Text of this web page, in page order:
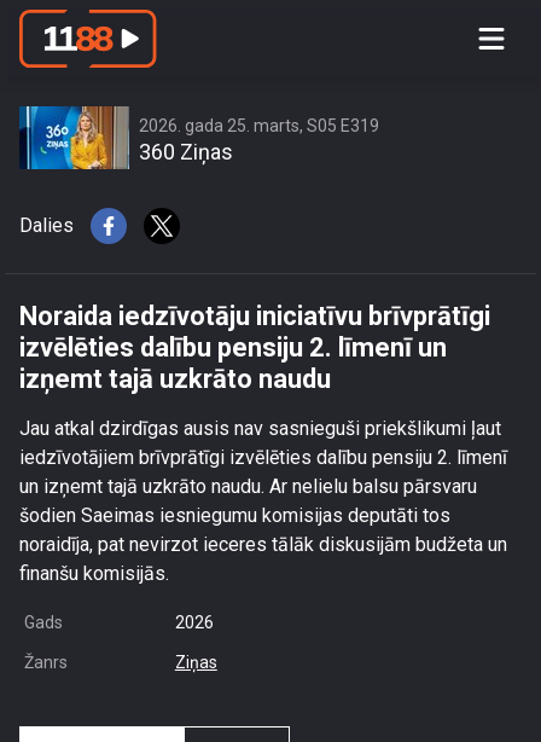
Noraida iedzīvotāju iniciatīvu
līmenī un izņemt tajā uzkrāto naudu
2026. gada 25. marts, S05 E319
360 Ziņas
Dalies
Noraida iedzīvotāju iniciatīvu brīvprātīgi
izvēlēties dalību pensiju 2. līmenī un
izņemt tajā uzkrāto naudu
Jau atkal dzirdīgas ausis nav sasnieguši priekšlikumi ļaut
iedzīvotājiem brīvprātīgi izvēlēties dalību pensiju 2. līmenī
un izņemt tajā uzkrāto naudu. Ar nelielu balsu pārsvaru
šodien Saeimas iesniegumu komisijas deputāti tos
noraidīja, pat nevirzot ieceres tālāk diskusijām budžeta un
finanšu komisijās.
Gads 2026
Žanrs Ziņas